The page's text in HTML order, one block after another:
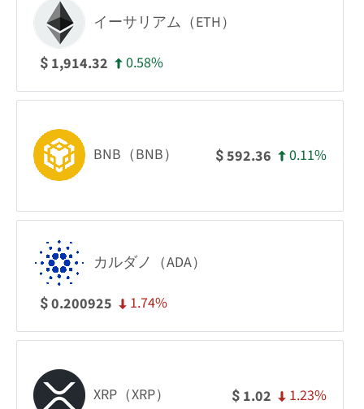
イーサリアム（ETH）
$ 1,914.32 0.58%
BNB（BNB） $592.36 0.11%
カルダノ（ADA）
$0.200925 1.74%
XRP（XRP） $ 1.02 1.23%